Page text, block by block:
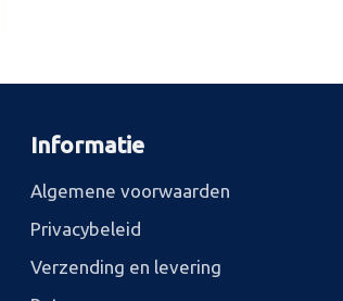
Informatie
Algemene voorwaarden
Privacybeleid
Verzending en levering